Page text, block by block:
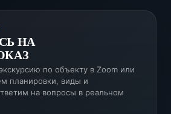
НА
по объекту в Zoom или
планировки, виды и
на вопросы в реальном